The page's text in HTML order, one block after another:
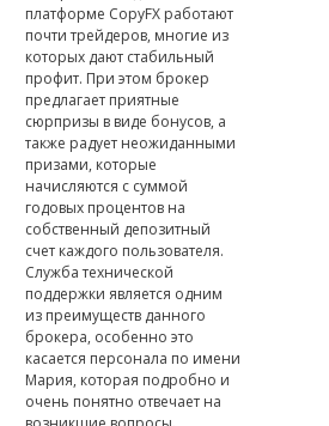
платформе CopyFX работают
почти трейдеров, многие из
которых дают стабильный
профит. При этом брокер
предлагает приятные
сюрпризы в виде бонусов, а
также радует неожиданными
призами, которые
начисляются с суммой
годовых процентов на
собственный депозитный
счет каждого пользователя.
Служба технической
поддержки является одним
из преимуществ данного
брокера, особенно это
касается персонала по имени
Мария, которая подробно и
очень понятно отвечает на